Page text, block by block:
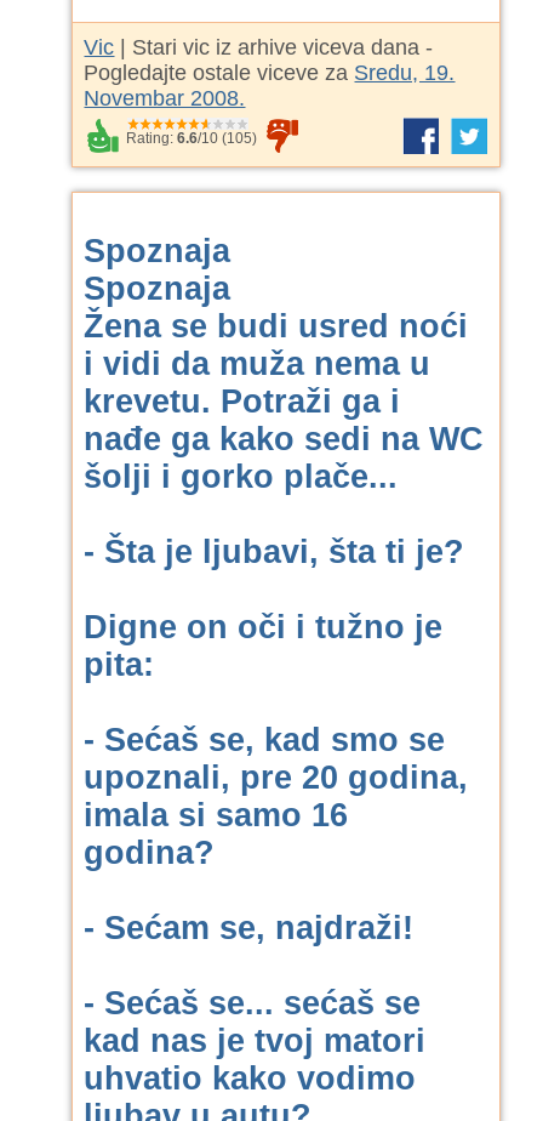
Vic | Stari vic iz arhive viceva dana -
Pogledajte ostale viceve za Sredu, 19.
Novembar 2008.
Rating:6.6/10 (105)
Spoznaja
Spoznaja
Žena se budi usred noći
i vidi da muža nema u
krevetu. Potraži ga i
nađe ga kako sedi na WC
šolji i gorko plače...
- Šta je ljubavi, šta ti je?
Digne on oči i tužno je
pita:
- Sećaš se, kad smo se
upoznali, pre 20 godina,
imala si samo 16
godina?
- Sećam se, najdraži!
- Sećaš se... sećaš se
kad nas je tvoj matori
uhvatio kako vodimo